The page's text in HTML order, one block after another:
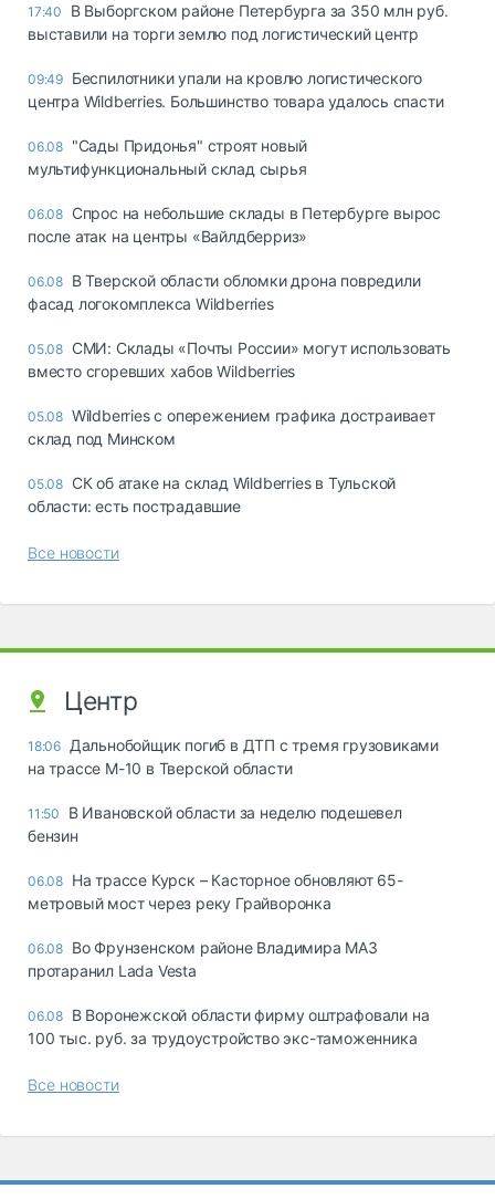
17:40
В Выборгском районе Петербурга за 350 млн руб.
выставили на торги землю под логистический центр
09:49 Беспилотники упали на кровлю логистического
центра Wildberries. Большинство товара удалось спасти
06.08 "Сады Придонья" строят новый
мультифункциональный склад сырья
06.08 Спрос на небольшие склады в Петербурге вырос
после атак на центры «Вайлдберриз»
06.08 В Тверской области обломки дрона повредили
фасад логокомплекса Wildberries
05.08 СМИ: Склады «Почты России» могут использовать
вместо сгоревших хабов Wildberries
05.08 Wildberries с опережением графика достраивает
склад под Минском
05.08 СК об атаке на склад Wildberries в Тульской
области: есть пострадавшие
Все новости
Центр
18:06 Дальнобойщик погиб в ДТП с тремя грузовиками
на трассе М-10 в Тверской области
11:50
В Ивановской области за неделю подешевел
бензин
06.08 На трассе Курск – Касторное обновляют 65-
метровый мост через реку Грайворонка
06.08 Во Фрунзенском районе Владимира МАЗ
протаранил Lada Vesta
06.08 В Воронежской области фирму оштрафовали на
100 тыс. руб. за трудоустройство экс-таможенника
Все новости